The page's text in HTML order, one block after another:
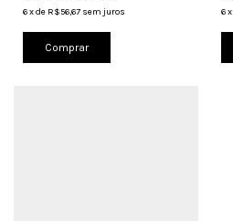
6xde R$56,67 sem juros
Comprar
6 x